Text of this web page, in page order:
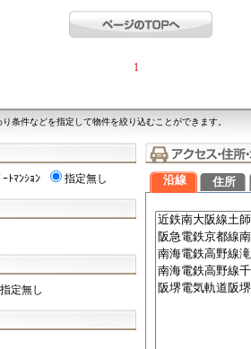
1
条件などを指定して物件を絞り込むことができます。
ｰﾄﾏﾝｼｮﾝ 指定無し
指定無し
沿線 住所